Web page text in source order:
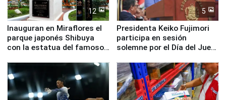
12
Inauguran en Miraflores el
parque japonés Shibuya
con la estatua del famoso
5
Presidenta Keiko Fujimori
participa en sesión
solemne por el Día del Juez